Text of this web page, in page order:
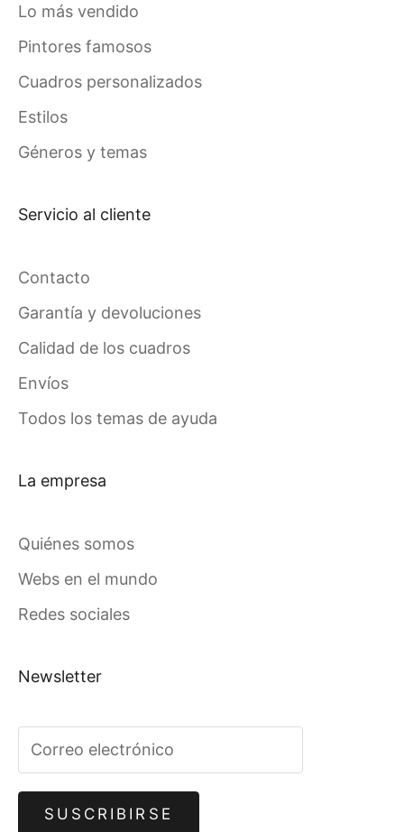
Lo más vendido
Pintores famosos
Cuadros personalizados
Estilos
Géneros y temas
Servicio al cliente
Contacto
Garantía y devoluciones
Calidad de los cuadros
Envíos
Todos los temas de ayuda
La empresa
Quiénes somos
Webs en el mundo
Redes sociales
Newsletter
SUSCRIBIRSE